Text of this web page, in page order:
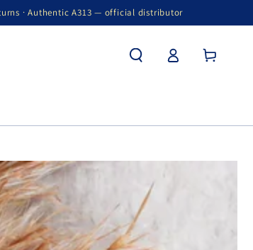
· Authentic A313 — official distributor
InloggenWinkelwagen